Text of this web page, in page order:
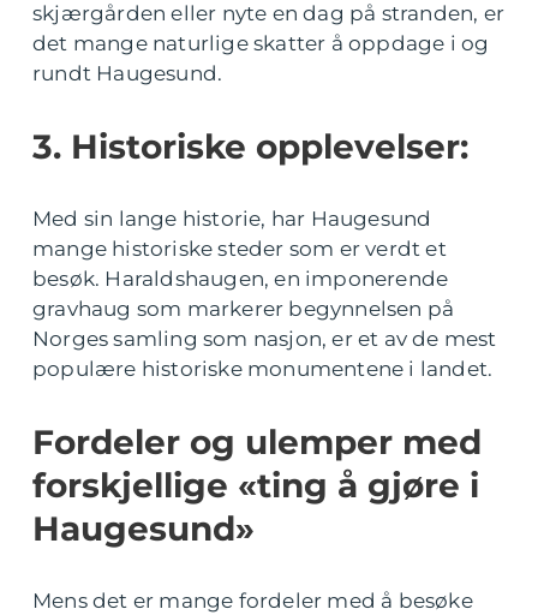
skjærgården eller nyte en dag på stranden, er
det mange naturlige skatter å oppdage i og
rundt Haugesund.
3. Historiske opplevelser:
Med sin lange historie, har Haugesund
mange historiske steder som er verdt et
besøk. Haraldshaugen, en imponerende
gravhaug som markerer begynnelsen på
Norges samling som nasjon, er et av de mest
populære historiske monumentene i landet.
Fordeler og ulemper med
forskjellige «ting å gjøre i
Haugesund»
Mens det er mange fordeler med å besøke